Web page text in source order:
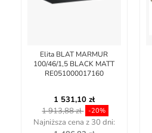
Elita BLAT MARMUR
100/46/1,5 BLACK MATT
RE051000017160
1 531,10 zł
1 913,88 zł -20%
Najniższa cena z 30 dni: